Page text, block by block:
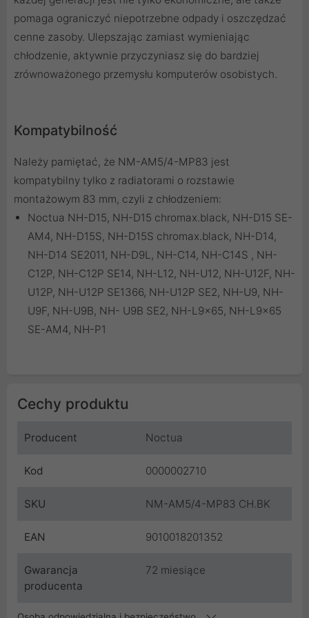
pomaga ograniczyć niepotrzebne odpady i oszczędzać
cenne zasoby. Ulepszając zamiast wymieniając
chłodzenie, aktywnie przyczyniasz się do bardziej
zrównoważonego przemysłu komputerów osobistych.
Kompatybilność
Należy pamiętać, że NM-AM5/4-MP83 jest
kompatybilny tylko z radiatorami o rozstawie
montażowym 83 mm, czyli z chłodzeniem:
Noctua NH-D15, NH-D15 chromax.black, NH-D15 SE-
AM4, NH-D15S, NH-D15S chromax.black, NH-D14,
NH-D14 SE2011, NH-D9L, NH-C14, NH-C14S , NH-
C12P, NH-C12P SE14, NH-L12, NH-U12, NH-U12F, NH-
U12P, NH-U12P SE1366, NH-U12P SE2, NH-U9, NH-
U9F, NH-U9B, NH- U9B SE2, NH-L9x65, NH-L9x65
SE-AM4, NH-P1
Cechy produktu
Producent Noctua
Kod 0000002710
SKU NM-AM5/4-MP83 CH.BK
EAN 9010018201352
Gwarancja
producenta
72 miesiące